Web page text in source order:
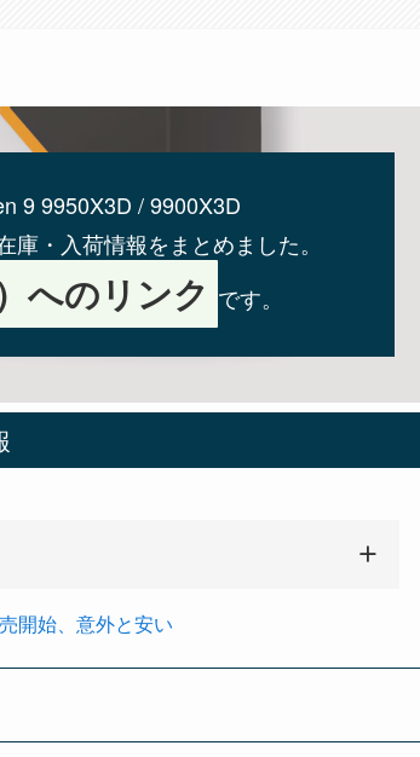
9 9950X3D / 9900X3D
・入荷情報をまとめました。
へのリンク です。
開始、意外と安い